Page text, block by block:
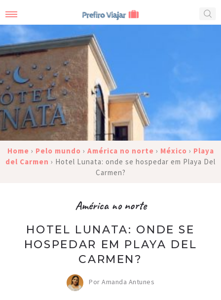
Home › Pelo mundo › América no norte › México › Playa
del Carmen › Hotel Lunata: onde se hospedar em Playa Del
Carmen?
América no norte
HOTEL LUNATA: ONDE SE
HOSPEDAR EM PLAYA DEL
CARMEN?
Por Amanda Antunes